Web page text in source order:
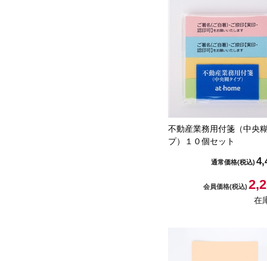
不動産業務用付箋（中央
プ）１０個セット
通常価格(税込)
会員価格(税込)
在